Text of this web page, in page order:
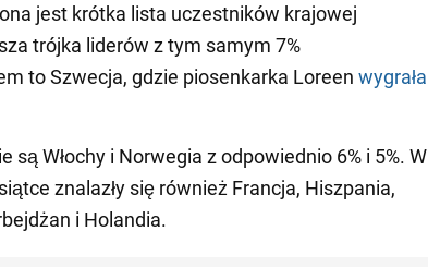
jest krótka lista uczestników krajowej
trójka liderów z tym samym 7%
to Szwecja, gdzie piosenkarka Loreen wygrała
są Włochy i Norwegia z odpowiednio 6% i 5%. W
znalazły się również Francja, Hiszpania,
i Holandia.